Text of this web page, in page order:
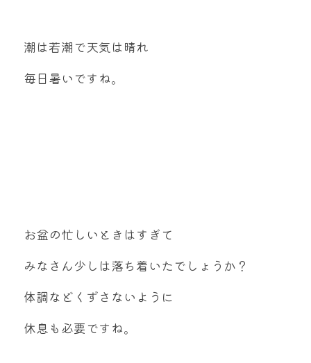
潮は若潮で天気は晴れ
毎日暑いですね。
お盆の忙しいときはすぎて
みなさん少しは落ち着いたでしょうか？
体調などくずさないように
休息も必要ですね。